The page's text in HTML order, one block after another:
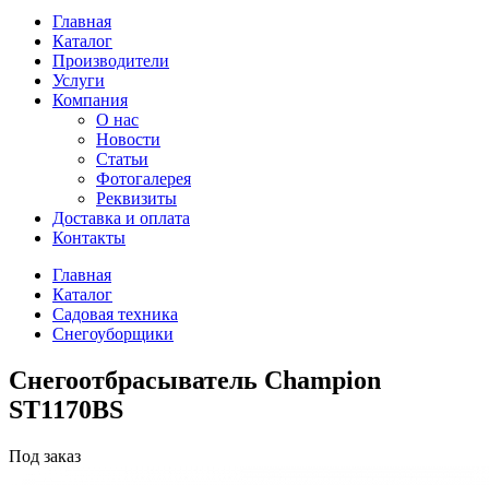
Главная
Каталог
Производители
Услуги
Компания
О нас
Новости
Статьи
Фотогалерея
Реквизиты
Доставка и оплата
Контакты
Главная
Каталог
Садовая техника
Снегоуборщики
Снегоотбрасыватель Champion
ST1170BS
Под заказ